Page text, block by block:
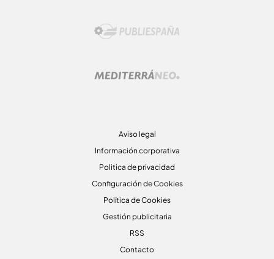
Aviso legal
Información corporativa
Politica de privacidad
Configuración de Cookies
Política de Cookies
Gestión publicitaria
RSS
Contacto